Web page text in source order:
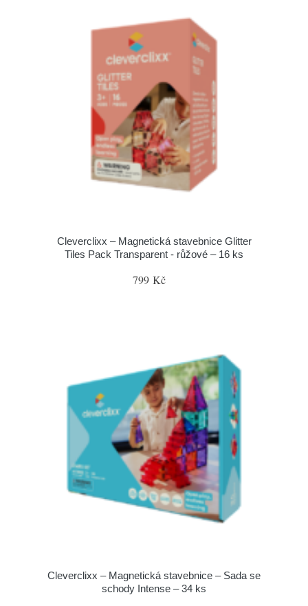
Cleverclixx – Magnetická stavebnice Glitter
Tiles Pack Transparent - růžové – 16 ks
799 Kč
Cleverclixx – Magnetická stavebnice – Sada se
schody Intense – 34 ks